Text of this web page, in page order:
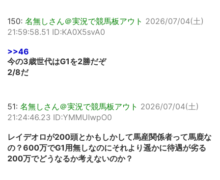
150: 名無しさん＠実況で競馬板アウト 2026/07/04(土)
21:59:58.51 ID:KA0X5svA0
>>46
今の3歳世代はG1を2勝だぞ
2/8だ
51: 名無しさん＠実況で競馬板アウト 2026/07/04(土)
21:24:46.23 ID:YMMUIwpO0
レイデオロが200頭とかもしかして馬産関係者って馬鹿な
の？600万でG1用無しなのにそれより遥かに待遇が劣る
200万でどうなるか考えないのか？